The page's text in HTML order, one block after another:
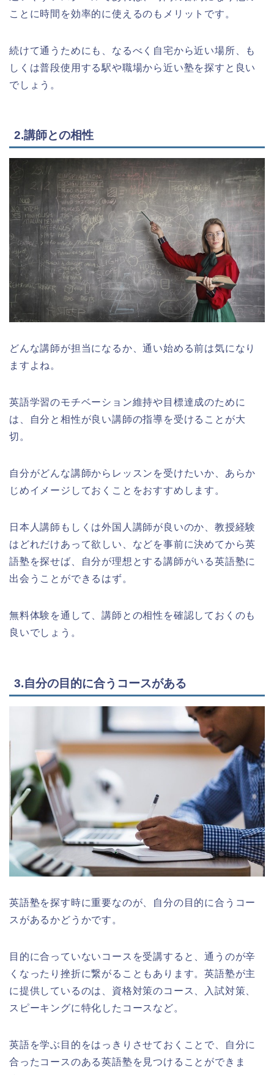
ことに時間を効率的に使えるのもメリットです。
続けて通うためにも、なるべく自宅から近い場所、も
しくは普段使用する駅や職場から近い塾を探すと良い
でしょう。
2.講師との相性
どんな講師が担当になるか、通い始める前は気になり
ますよね。
英語学習のモチベーション維持や目標達成のために
は、自分と相性が良い講師の指導を受けることが大
切。
自分がどんな講師からレッスンを受けたいか、あらか
じめイメージしておくことをおすすめします。
日本人講師もしくは外国人講師が良いのか、教授経験
はどれだけあって欲しい、などを事前に決めてから英
語塾を探せば、自分が理想とする講師がいる英語塾に
出会うことができるはず。
無料体験を通して、講師との相性を確認しておくのも
良いでしょう。
3.自分の目的に合うコースがある
英語塾を探す時に重要なのが、自分の目的に合うコー
スがあるかどうかです。
目的に合っていないコースを受講すると、通うのが辛
くなったり挫折に繋がることもあります。英語塾が主
に提供しているのは、資格対策のコース、入試対策、
スピーキングに特化したコースなど。
英語を学ぶ目的をはっきりさせておくことで、自分に
合ったコースのある英語塾を見つけることができま